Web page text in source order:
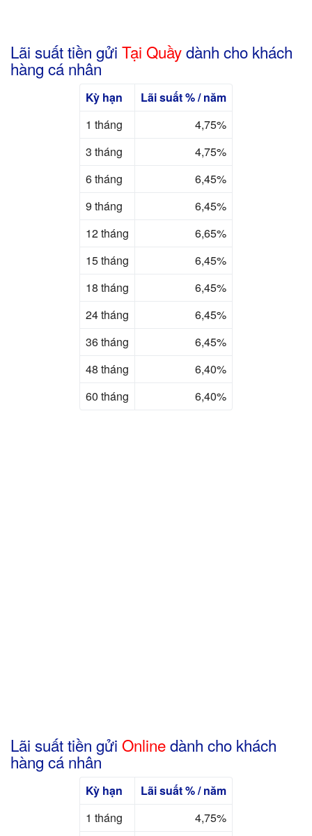
Lãi suất tiền gửi Tại Quầydành cho khách
hàng cá nhân
Kỳ hạn
Lãi suất % / năm
1 tháng
4,75%
3 tháng
4,75%
6 tháng
6,45%
9 tháng
6,45%
12 tháng
6,65%
15 tháng
6,45%
18 tháng
6,45%
24 tháng
6,45%
36 tháng
6,45%
48 tháng
6,40%
60 tháng
6,40%
Lãi suất tiền gửi Onlinedành cho khách
hàng cá nhân
Kỳ hạn
Lãi suất % / năm
1 tháng
4,75%